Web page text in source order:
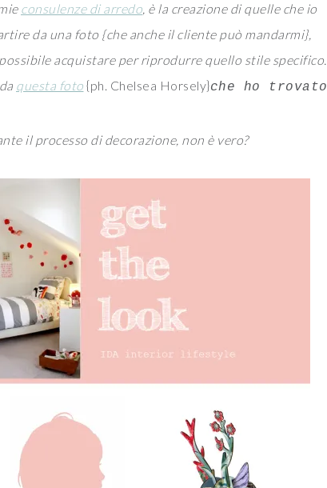
consulenze di arredo, è la creazione di quelle che io
da una foto {che anche il cliente può mandarmi},
acquistare per riprodurre quello stile specifico.
questa foto {ph. Chelsea Horsely}che ho trovato
il processo di decorazione, non è vero?